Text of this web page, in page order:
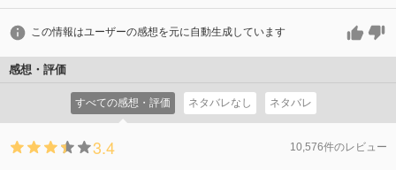
この情報はユーザーの感想を元に自動生成しています
感想・評価
すべての感想・評価 ネタバレなし ネタバレ
3.4 10,576件のレビュー